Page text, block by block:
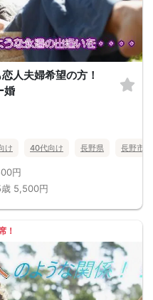
人夫婦希望の方！
婚
け 40代向け 長野県 長野市
円
5,500円
！